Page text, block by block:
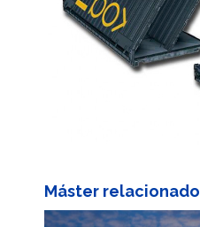
Máster relacionado